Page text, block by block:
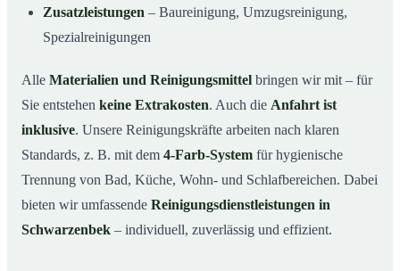
Zusatzleistungen – Baureinigung, Umzugsreinigung,
Spezialreinigungen
Alle Materialien und Reinigungsmittel bringen wir mit – für
Sie entstehen keine Extrakosten. Auch die Anfahrt ist
inklusive. Unsere Reinigungskräfte arbeiten nach klaren
Standards, z. B. mit dem 4-Farb-System für hygienische
Trennung von Bad, Küche, Wohn- und Schlafbereichen. Dabei
bieten wir umfassende Reinigungsdienstleistungen in
Schwarzenbek – individuell, zuverlässig und effizient.